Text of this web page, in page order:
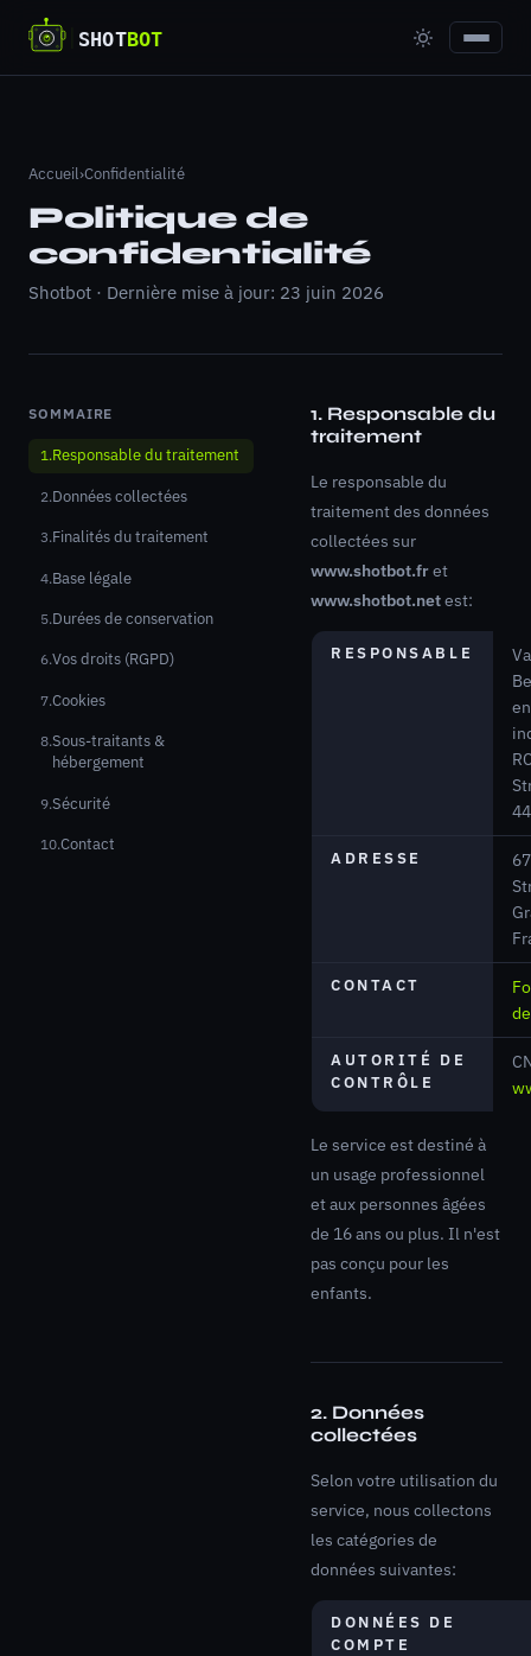
Accueil›Confidentialité
Politique de
confidentialité
Shotbot · Dernière mise à jour: 23 juin 2026
SOMMAIRE
Responsable du traitement
Données collectées
Finalités du traitement
Base légale
Durées de conservation
Vos droits (RGPD)
Cookies
Sous-traitants &
hébergement
Sécurité
Contact
1. Responsable du
traitement
Le responsable du
traitement des données
collectées sur
www.shotbot.fret
www.shotbot.netest:
RESPONSABLE
ADRESSE
CONTACT
AUTORITÉ DE
CONTRÔLE
Le service est destiné à
un usage professionnel
et aux personnes âgées
de 16 ans ou plus. Il n'est
pas conçu pour les
enfants.
2. Données
collectées
Selon votre utilisation du
service, nous collectons
les catégories de
données suivantes:
DONNÉES DE
COMPTE